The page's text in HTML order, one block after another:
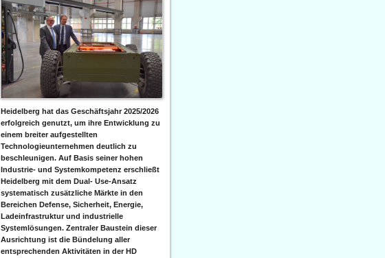
Heidelberg hat das Geschäftsjahr 2025/2026
erfolgreich genutzt, um ihre Entwicklung zu
einem breiter aufgestellten
Technologieunternehmen deutlich zu
beschleunigen. Auf Basis seiner hohen
Industrie- und Systemkompetenz erschließt
Heidelberg mit dem Dual- Use-Ansatz
systematisch zusätzliche Märkte in den
Bereichen Defense, Sicherheit, Energie,
Ladeinfrastruktur und industrielle
Systemlösungen. Zentraler Baustein dieser
Ausrichtung ist die Bündelung aller
entsprechenden Aktivitäten in der HD